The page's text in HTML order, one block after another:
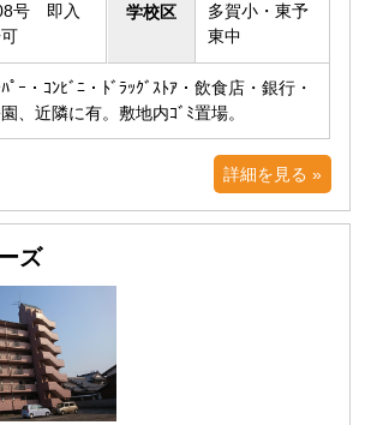
号 即入
学校区
多賀小・東予
東中
ﾟｰ・ｺﾝﾋﾞﾆ・ﾄﾞﾗｯｸﾞｽﾄｱ・飲食店・銀行・
、近隣に有。敷地内ｺﾞﾐ置場。
詳細を見る »
ズ